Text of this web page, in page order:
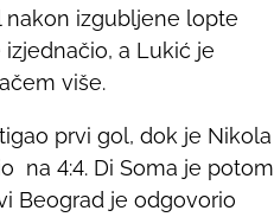
nakon izgubljene lopte
a Lukić je
više.
prvi gol, dok je Nikola
na 4:4. Di Soma je potom
Beograd je odgovorio